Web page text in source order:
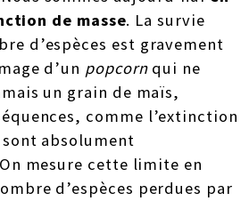
de masse. La survie
d’espèces est gravement
d’un popcornqui ne
un grain de maïs,
comme l’extinction
sont absolument
mesure cette limite en
d’espèces perdues par